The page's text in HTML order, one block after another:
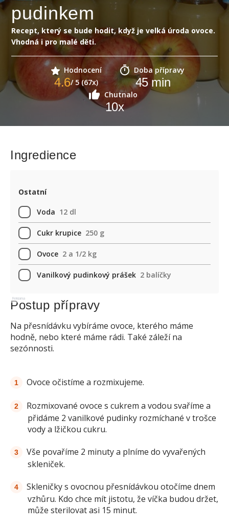
pudinkem
Recept, který se bude hodit, když je velká úroda ovoce.
Vhodná i pro malé děti.
Hodnocení
4.6/ 5 (67x)
Doba přípravy
45min
Chutnalo
10x
Ingredience
Ostatní
Voda 12 dl
Cukr krupice 250 g
Ovoce 2 a 1/2 kg
Vanilkový pudinkový prášek 2 balíčky
Reklama
Postup přípravy
Na přesnídávku vybíráme ovoce, kterého máme
hodně, nebo které máme rádi. Také záleží na
sezónnosti.
Ovoce očistíme a rozmixujeme.
Rozmixované ovoce s cukrem a vodou svaříme a
přidáme 2 vanilkové pudinky rozmíchané v trošce
vody a lžičkou cukru.
Vše povaříme 2 minuty a plníme do vyvařených
skleniček.
Skleničky s ovocnou přesnídávkou otočíme dnem
vzhůru. Kdo chce mít jistotu, že víčka budou držet,
může sterilovat asi 15 minut.